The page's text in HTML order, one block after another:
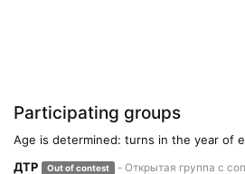
Participating groups
Age is determined: turns in the year of
ДТР
Out of contest
- Открытая группа с